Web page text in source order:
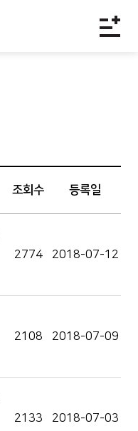
조회수 등록일
2774 2018-07-12
2108 2018-07-09
2133 2018-07-03